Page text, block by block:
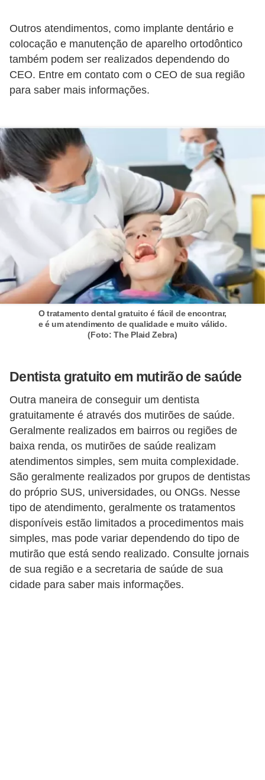
Outros atendimentos, como implante dentário e
colocação e manutenção de aparelho ortodôntico
também podem ser realizados dependendo do
CEO. Entre em contato com o CEO de sua região
para saber mais informações.
O tratamento dental gratuito é fácil de encontrar,
e é um atendimento de qualidade e muito válido.
(Foto: The Plaid Zebra)
Dentista gratuito em mutirão de saúde
Outra maneira de conseguir um dentista
gratuitamente é através dos mutirões de saúde.
Geralmente realizados em bairros ou regiões de
baixa renda, os mutirões de saúde realizam
atendimentos simples, sem muita complexidade.
São geralmente realizados por grupos de dentistas
do próprio SUS, universidades, ou ONGs. Nesse
tipo de atendimento, geralmente os tratamentos
disponíveis estão limitados a procedimentos mais
simples, mas pode variar dependendo do tipo de
mutirão que está sendo realizado. Consulte jornais
de sua região e a secretaria de saúde de sua
cidade para saber mais informações.